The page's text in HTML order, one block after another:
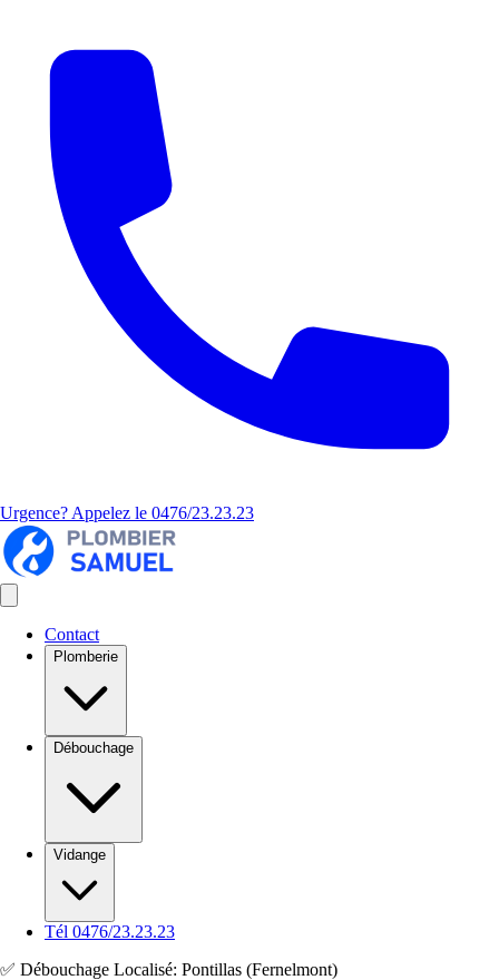
Urgence? Appelez le 0476/23.23.23
Contact
Plomberie
Débouchage
Vidange
Tél 0476/23.23.23
✅ Débouchage Localisé: Pontillas (Fernelmont)